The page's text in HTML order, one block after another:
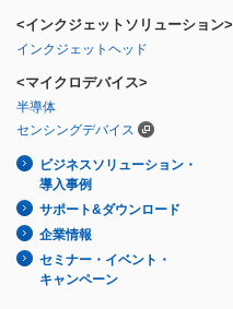
<インクジェットソリューション>
インクジェットヘッド
<マイクロデバイス>
半導体
センシングデバイス
ビジネスソリューション・
導入事例
サポート&ダウンロード
企業情報
セミナー・イベント・
キャンペーン